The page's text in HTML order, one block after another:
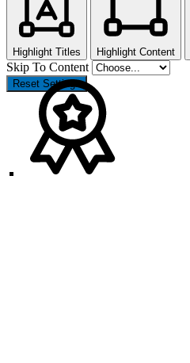
Highlight Titles Highlight Content
Skip To Content
Reset Settings